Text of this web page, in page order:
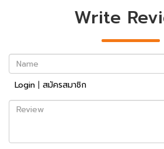
Write
Name
Login | สมัครสมาชิก
Review